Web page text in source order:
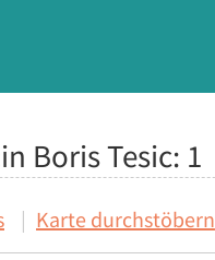
Boris Tesic: 1
Karte durchstöbern